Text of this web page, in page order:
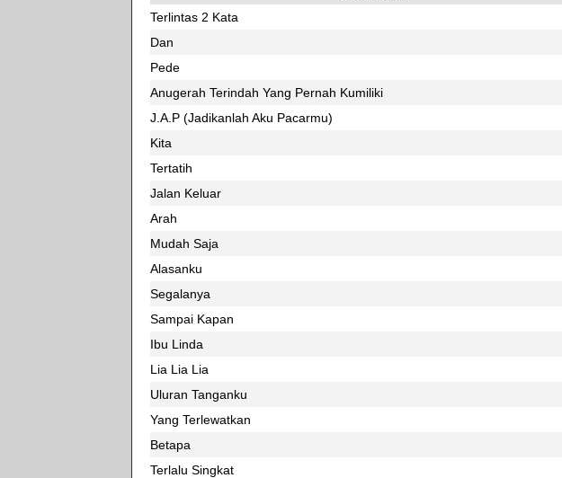
Terlintas 2 Kata
Dan
Pede
Anugerah Terindah Yang Pernah Kumiliki
J.A.P (Jadikanlah Aku Pacarmu)
Kita
Tertatih
Jalan Keluar
Arah
Mudah Saja
Alasanku
Segalanya
Sampai Kapan
Ibu Linda
Lia Lia Lia
Uluran Tanganku
Yang Terlewatkan
Betapa
Terlalu Singkat